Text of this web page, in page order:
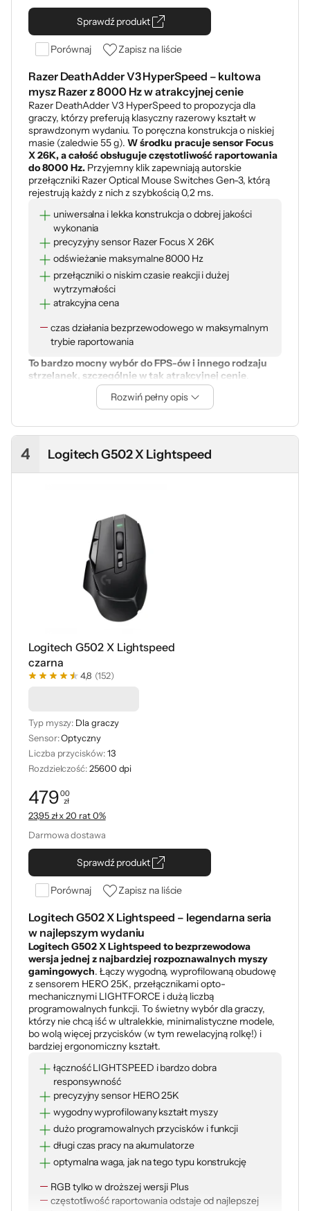
Sprawdź produkt
Porównaj Zapisz na liście
Razer DeathAdder V3 HyperSpeed – kultowa
mysz Razer z 8000 Hz w atrakcyjnej cenie
Razer DeathAdder V3 HyperSpeed to propozycja dla
graczy, którzy preferują klasyczny razerowy kształt w
sprawdzonym wydaniu. To poręczna konstrukcja o niskiej
masie (zaledwie 55 g). W środku pracuje sensor Focus
X 26K, a całość obsługuje częstotliwość raportowania
do 8000 Hz. Przyjemny klik zapewniają autorskie
przełączniki Razer Optical Mouse Switches Gen-3, którą
rejestrują każdy z nich z szybkością 0,2 ms.
uniwersalna i lekka konstrukcja o dobrej jakości
wykonania
precyzyjny sensor Razer Focus X 26K
odświeżanie maksymalne 8000 Hz
przełączniki o niskim czasie reakcji i dużej
wytrzymałości
atrakcyjna cena
czas działania bezprzewodowego w maksymalnym
trybie raportowania
To bardzo mocny wybór do FPS-ów i innego rodzaju
strzelanek, szczególnie w tak atrakcyjnej cenie
DeathAdder V3 HyperSpeed zachowuje charakter
kultowej serii i dobrze sprawdzi się u graczy, którzy cenią
prostotę, komfort i najwyższą responsywność.
Rozwiń pełny opis
4 Logitech G502 X Lightspeed
Logitech G502 X Lightspeed
czarna
4,8 (152)
Typ myszy: Dla graczy
Sensor:Optyczny
Liczba przycisków: 13
Rozdzielczość:25600 dpi
Cena: 479,00 zł
47900
zł
23,95 zł x 20 rat 0%
Darmowa dostawa
Sprawdź produkt
Porównaj Zapisz na liście
Logitech G502 X Lightspeed – legendarna seria
w najlepszym wydaniu
Logitech G502 X Lightspeed to bezprzewodowa
wersja jednej z najbardziej rozpoznawalnych myszy
gamingowych. Łączy wygodną, wyprofilowaną obudowę
z sensorem HERO 25K, przełącznikami opto-
mechanicznymi LIGHTFORCE i dużą liczbą
programowalnych funkcji. To świetny wybór dla graczy,
którzy nie chcą iść w ultralekkie, minimalistyczne modele,
bo wolą więcej przycisków (w tym rewelacyjną rolkę!) i
bardziej ergonomiczny kształt.
łączność LIGHTSPEED i bardzo dobra
responsywność
precyzyjny sensor HERO 25K
wygodny wyprofilowany kształt myszy
dużo programowalnych przycisków i funkcji
długi czas pracy na akumulatorze
optymalna waga, jak na tego typu konstrukcję
RGB tylko w droższej wersji Plus
częstotliwość raportowania odstaje od najlepszej